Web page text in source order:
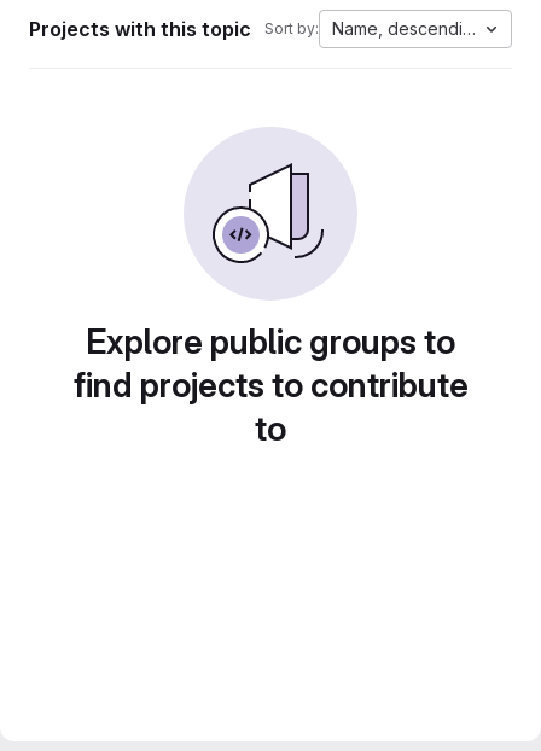
Projects with this topic Sort by: Name, descending
Explore public groups to
find projects to contribute
to